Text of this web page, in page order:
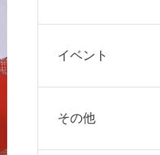
イベント
その他